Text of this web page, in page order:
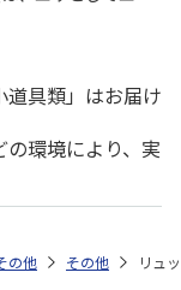
具類」はお届け
環境により、実
の他 その他 リュ